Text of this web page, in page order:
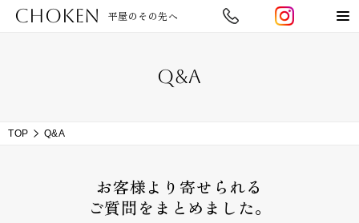
CHOKEN 平屋のその先へ
Q&A
TOP Q&A
お客様より寄せられる
ご質問をまとめました。